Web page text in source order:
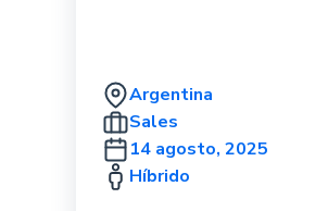
Argentina
Sales
14 agosto, 2025
Híbrido